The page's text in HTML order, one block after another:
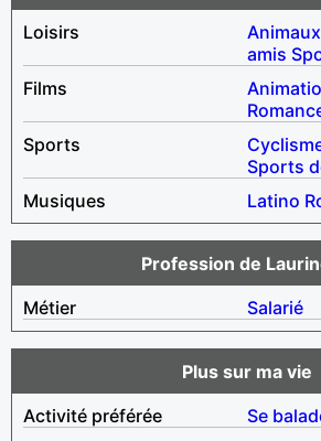
Loisirs
Animaux
amis
Films
Sports
Sports
Musiques
Latino
Profession de
Métier
Salarié
Plus sur ma vie
Activité préférée
Se